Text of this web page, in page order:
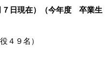
７日現在）（今年度 卒業生
４９名）